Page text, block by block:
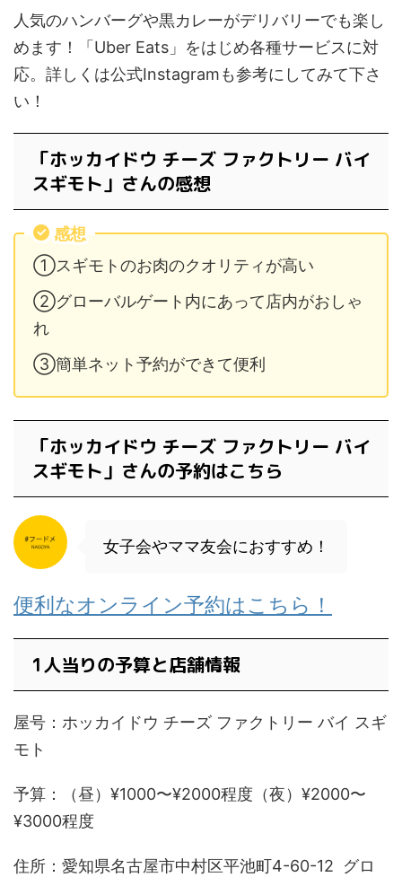
人気のハンバーグや黒カレーがデリバリーでも楽し
めます！「Uber Eats」をはじめ各種サービスに対
応。詳しくは公式Instagramも参考にしてみて下さ
い！
「ホッカイドウ チーズ ファクトリー バイ
スギモト」さんの感想
感想
①スギモトのお肉のクオリティが高い
②グローバルゲート内にあって店内がおしゃ
れ
③簡単ネット予約ができて便利
「ホッカイドウ チーズ ファクトリー バイ
スギモト」さんの予約はこちら
女子会やママ友会におすすめ！
便利なオンライン予約はこちら！
1人当りの予算と店舗情報
屋号：ホッカイドウ チーズ ファクトリー バイ スギ
モト
予算：（昼）¥1000〜¥2000程度（夜）¥2000〜
¥3000程度
住所：愛知県名古屋市中村区平池町4-60-12 グロ